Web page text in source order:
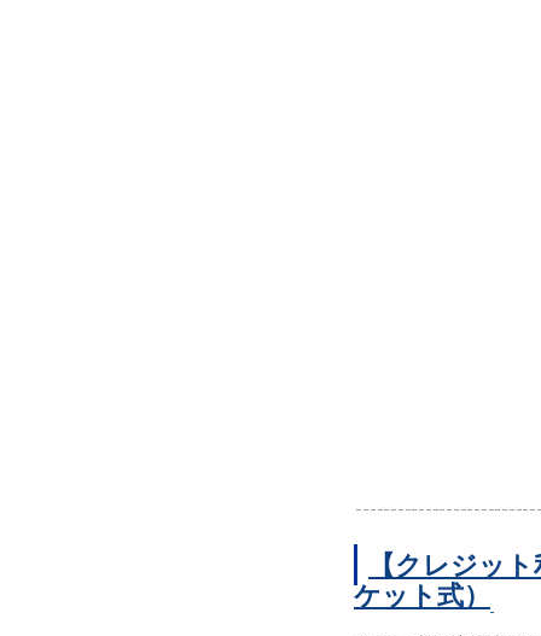
【クレジッ
ケット式）